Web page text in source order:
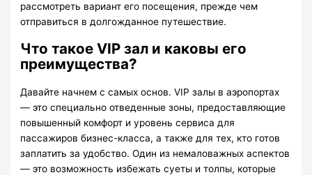
рассмотреть вариант его посещения, прежде чем
отправиться в долгожданное путешествие.
Что такое VIP зал и каковы его
преимущества?
Давайте начнем с самых основ. VIP залы в аэропортах
— это специально отведенные зоны, предоставляющие
повышенный комфорт и уровень сервиса для
пассажиров бизнес-класса, а также для тех, кто готов
заплатить за удобство. Один из немаловажных аспектов
— это возможность избежать суеты и толпы, которые